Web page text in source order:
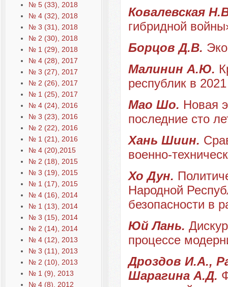
№ 5 (33), 2018
№ 4 (32), 2018
№ 3 (31), 2018
№ 2 (30), 2018
№ 1 (29), 2018
№ 4 (28), 2017
№ 3 (27), 2017
№ 2 (26), 2017
№ 1 (25), 2017
№ 4 (24), 2016
№ 3 (23), 2016
№ 2 (22), 2016
№ 1 (21), 2016
№ 4 (20),2015
№ 2 (18), 2015
№ 3 (19), 2015
№ 1 (17), 2015
№ 4 (16), 2014
№ 1 (13), 2014
№ 3 (15), 2014
№ 2 (14), 2014
№ 4 (12), 2013
№ 3 (11), 2013
№ 2 (10), 2013
№ 1 (9), 2013
№ 4 (8), 2012
Ковалевская
гибридной
Борцов Д.В.
Малинин А.Ю.
республик в
Мао Шо. Новая
последние сто
Хань Шиин.
военно-
Хо Дун.
Народной
безопасности в
Юй Лань.
процессе
Дроздов И.А.,
Шарагина А.Д.